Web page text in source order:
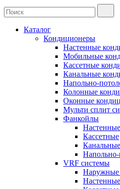
Каталог
Кондиционеры
Настенные
Мобильные
Кассетные
Канальные
Напольно-
Колонные
Оконные
Мульти сплит
Фанкойлы
Настенные
Кассетные
Канальные
VRF системы
Наружные
Настенные